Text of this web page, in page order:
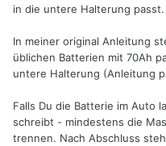
in die untere Halterung passt.
In meiner original Anleitung
üblichen Batterien mit 70Ah
untere Halterung (Anleitung
Falls Du die Batterie im Auto
schreibt - mindestens die
trennen. Nach Abschluss